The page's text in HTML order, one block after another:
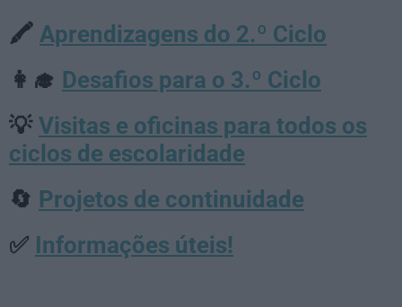
🖍️ Aprendizagens do 2.º Ciclo
👩‍🎓 Desafios para o 3.º Ciclo
💡 Visitas e oficinas para todos os
ciclos de escolaridade
🔄 Projetos de continuidade
✅ Informações úteis!